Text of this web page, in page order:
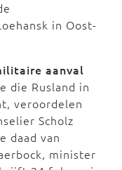
in Oost-
aanval
die Rusland in
veroordelen
Scholz
daad van
minister